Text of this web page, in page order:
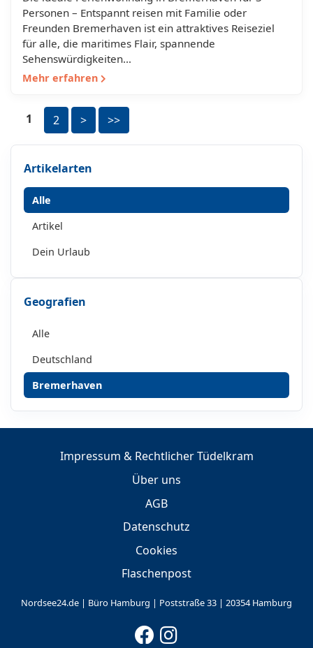
Personen – Entspannt reisen mit Familie oder
Freunden Bremerhaven ist ein attraktives Reiseziel
für alle, die maritimes Flair, spannende
Sehenswürdigkeiten…
Mehr erfahren
1 2 > >>
Artikelarten
Alle
Artikel
Dein Urlaub
Geografien
Alle
Deutschland
Bremerhaven
Impressum & Rechtlicher Tüdelkram
Über uns
AGB
Datenschutz
Cookies
Flaschenpost
Nordsee24.de | Büro Hamburg | Poststraße 33 | 20354 Hamburg